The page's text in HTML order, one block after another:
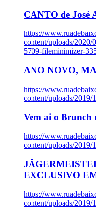
CANTO de José
https://
content/uploads/2020/
5709-fileminimizer-
ANO NOVO,
https://
content/uploads/2019/
Vem ai o Brunch
https://
content/uploads/2019/
EXCLUSIVO
https://
content/uploads/2019/